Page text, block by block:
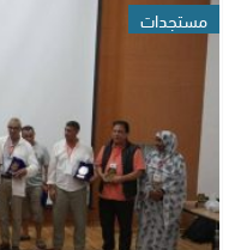
مستجدات